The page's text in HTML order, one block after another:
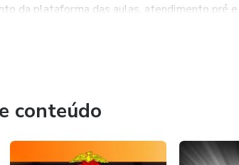
da plataforma das aulas, atendimento pré e
conteúdo